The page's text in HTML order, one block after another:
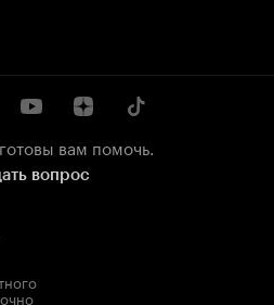
вам помочь.
вопрос